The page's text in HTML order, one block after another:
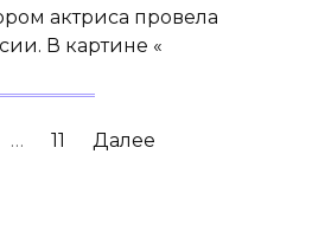
актриса провела
В картине «
… 11 Далее